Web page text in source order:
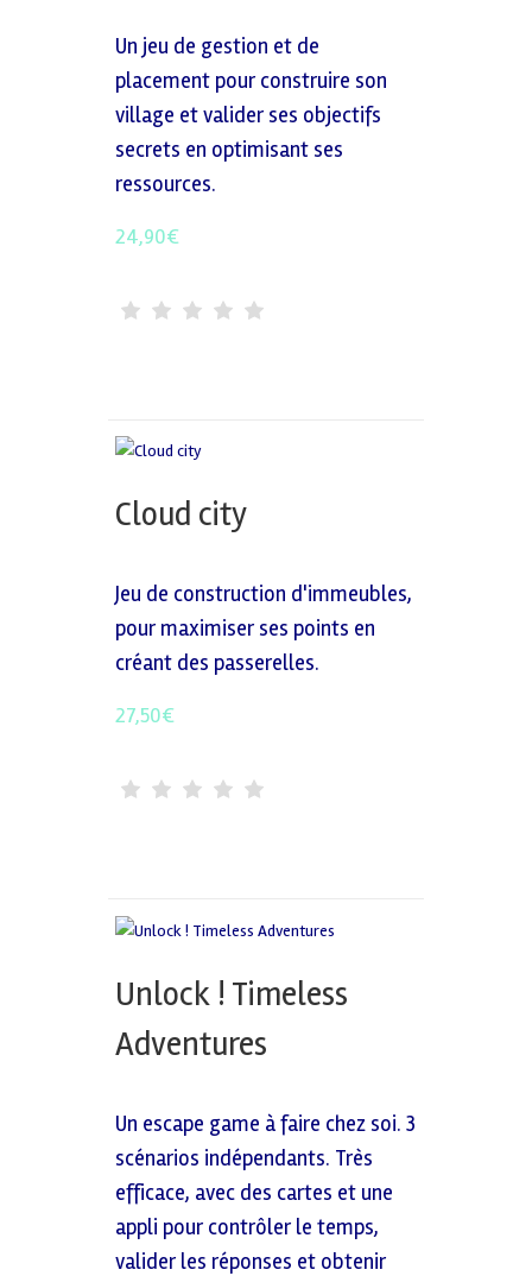
Un jeu de gestion et de
placement pour construire son
village et valider ses objectifs
secrets en optimisant ses
ressources.
24,90€
Cloud city
Jeu de construction d'immeubles,
pour maximiser ses points en
créant des passerelles.
27,50€
Unlock ! Timeless
Adventures
Un escape game à faire chez soi. 3
scénarios indépendants. Très
efficace, avec des cartes et une
appli pour contrôler le temps,
valider les réponses et obtenir